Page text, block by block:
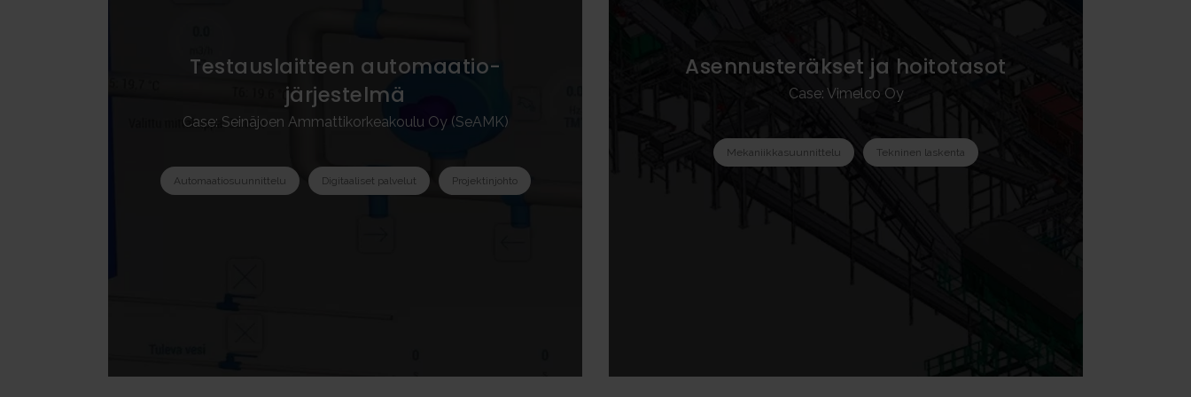
Testaus­laitteen automaatio­
järjestelmä
Case: Seinäjoen Ammatti­korkeakoulu Oy (SeAMK)
Automaatiosuunnittelu Digitaaliset palvelut Projektinjohto
Asennusteräkset ja hoitotasot
Case: Vimelco Oy
Mekaniikkasuunnittelu Tekninen laskenta